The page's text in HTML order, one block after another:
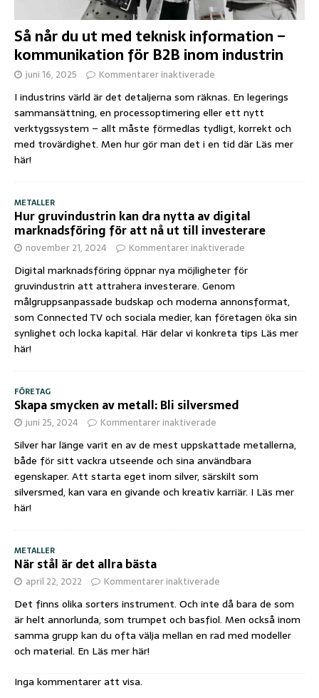
Så når du ut med teknisk information –
kommunikation för B2B inom industrin
juni 16, 2025 Kommentarer inaktiverade
I industrins värld är det detaljerna som räknas. En legerings
sammansättning, en processoptimering eller ett nytt
verktygssystem – allt måste förmedlas tydligt, korrekt och
med trovärdighet. Men hur gör man det i en tid där Läs mer
här!
METALLER
Hur gruvindustrin kan dra nytta av digital
marknadsföring för att nå ut till investerare
november 21, 2024 Kommentarer inaktiverade
Digital marknadsföring öppnar nya möjligheter för
gruvindustrin att attrahera investerare. Genom
målgruppsanpassade budskap och moderna annonsformat,
som Connected TV och sociala medier, kan företagen öka sin
synlighet och locka kapital. Här delar vi konkreta tips Läs mer
här!
FÖRETAG
Skapa smycken av metall: Bli silversmed
juni 25, 2024 Kommentarer inaktiverade
Silver har länge varit en av de mest uppskattade metallerna,
både för sitt vackra utseende och sina användbara
egenskaper. Att starta eget inom silver, särskilt som
silversmed, kan vara en givande och kreativ karriär. I Läs mer
här!
METALLER
När stål är det allra bästa
april 22, 2022 Kommentarer inaktiverade
Det finns olika sorters instrument. Och inte då bara de som
är helt annorlunda, som trumpet och basfiol. Men också inom
samma grupp kan du ofta välja mellan en rad med modeller
och material. En Läs mer här!
Inga kommentarer att visa.